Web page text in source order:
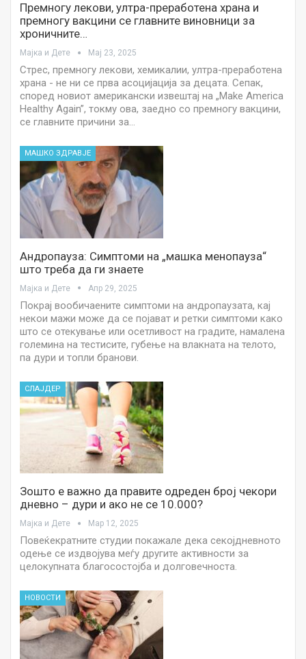
Премногу лекови, ултра-преработена храна и
премногу вакцини се главните виновници за
хроничните…
Мајка и Дете Мај 23, 2025
Стрес, премногу лекови, хемикалии, ултра-преработена
храна - не ни се прва асоцијација за децата. Сепак,
според новиот американски извештај на „Make America
Healthy Again”, токму ова, заедно со премногу вакцини,
се главните причини за…
МАШКО ЗДРАВЈЕ
Андропауза: Симптоми на „машка менопауза“
што треба да ги знаете
Мајка и Дете Апр 29, 2025
Покрај вообичаените симптоми на андропаузата, кај
некои мажи може да се појават и ретки симптоми како
што се отекување или осетливост на градите, намалена
големина на тестисите, губење на влакната на телото,
па дури и топли бранови.
СЛАЈДЕР
Зошто е важно да правите одреден број чекори
дневно – дури и ако не се 10.000?
Мајка и Дете Мар 12, 2025
Повеќекратните студии покажале дека секојдневното
одење се издвојува меѓу другите активности за
целокупната благосостојба и долговечноста.
НОВОСТИ